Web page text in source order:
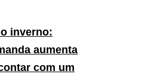
inverno:
aumenta
com um